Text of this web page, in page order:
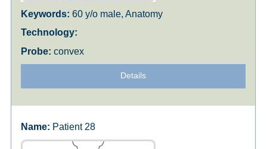
60 y/o male, Anatomy
convex
Details
Patient 28